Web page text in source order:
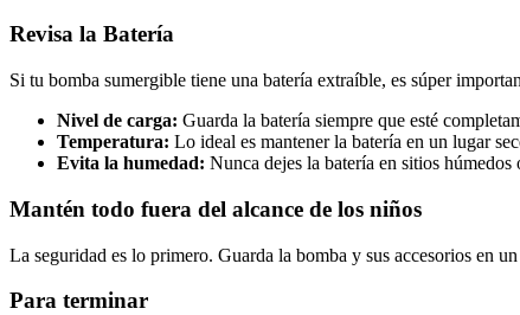
Revisa la Batería
Si tu bomba sumergible tiene una batería extraíble, es súper
Nivel de carga: Guarda la batería siempre que esté
Temperatura: Lo ideal es mantener la batería en un lugar
Evita la humedad: Nunca dejes la batería en sitios
Mantén todo fuera del alcance de los niños
La seguridad es lo primero. Guarda la bomba y sus accesorios en
Para terminar